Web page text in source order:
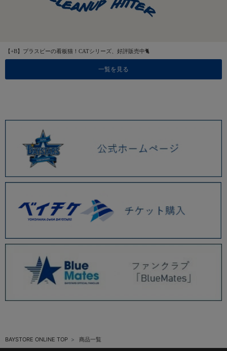
【+B】プラスビーの看板猫！CATシリーズ、好評販売中🐈
一覧を見る
BAYSTORE ONLINE TOP 商品一覧